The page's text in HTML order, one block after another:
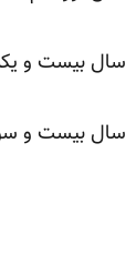
سال بیست و
سال بیست و